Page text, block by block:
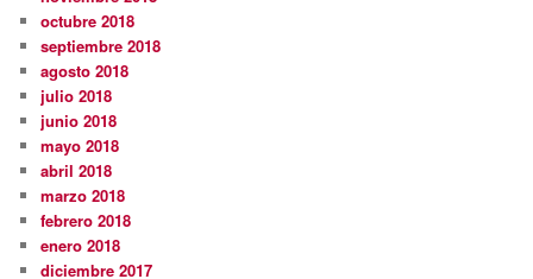
octubre 2018
septiembre 2018
agosto 2018
julio 2018
junio 2018
mayo 2018
abril 2018
marzo 2018
febrero 2018
enero 2018
diciembre 2017